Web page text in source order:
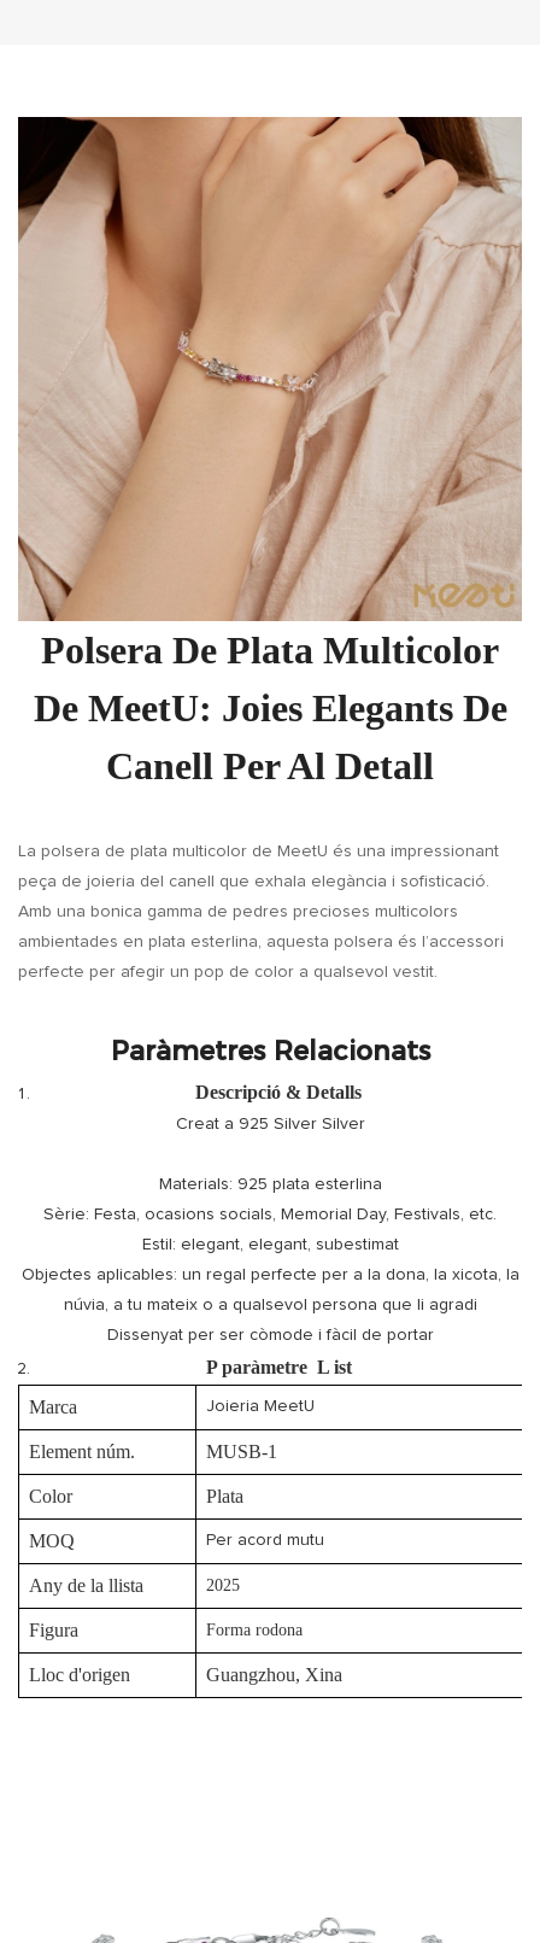
Polsera De Plata Multicolor
De MeetU: Joies Elegants De
Canell Per Al Detall
La polsera de plata multicolor de MeetU és una impressionant
peça de joieria del canell que exhala elegància i sofisticació.
Amb una bonica gamma de pedres precioses multicolors
ambientades en plata esterlina, aquesta polsera és l’accessori
perfecte per afegir un pop de color a qualsevol vestit.
Paràmetres Relacionats
Descripció & Detalls
Creat a 925 Silver Silver
Materials: 925 plata esterlina
Sèrie: Festa, ocasions socials, Memorial Day, Festivals, etc.
Estil: elegant, elegant, subestimat
Objectes aplicables: un regal perfecte per a la dona, la xicota, la
núvia, a tu mateix o a qualsevol persona que li agradi
Dissenyat per ser còmode i fàcil de portar
Pparàmetre List
Marca
Joieria MeetU
Element núm. MUSB-1
Color Plata
MOQ Per acord mutu
Any de la llista 2025
Figura Forma rodona
Lloc d'origen Guangzhou, Xina